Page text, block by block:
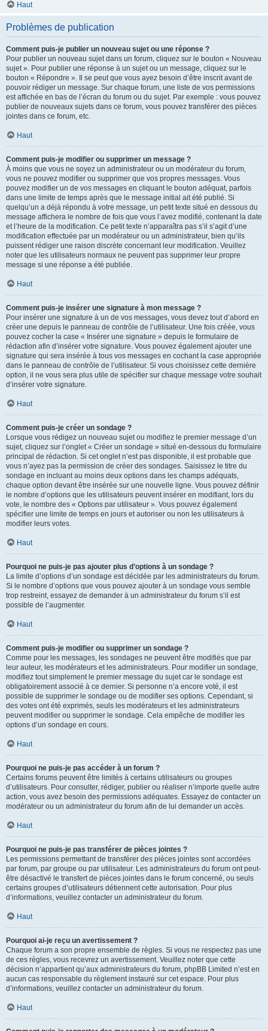
Haut
Problèmes de publication
Comment puis-je publier un nouveau sujet ou une réponse ?
Pour publier un nouveau sujet dans un forum, cliquez sur le bouton « Nouveau
sujet ». Pour publier une réponse à un sujet ou un message, cliquez sur le
bouton « Répondre ». Il se peut que vous ayez besoin d’être inscrit avant de
pouvoir rédiger un message. Sur chaque forum, une liste de vos permissions
est affichée en bas de l’écran du forum ou du sujet. Par exemple : vous pouvez
publier de nouveaux sujets dans ce forum, vous pouvez transférer des pièces
jointes dans ce forum, etc.
Haut
Comment puis-je modifier ou supprimer un message ?
À moins que vous ne soyez un administrateur ou un modérateur du forum,
vous ne pouvez modifier ou supprimer que vos propres messages. Vous
pouvez modifier un de vos messages en cliquant le bouton adéquat, parfois
dans une limite de temps après que le message initial ait été publié. Si
quelqu’un a déjà répondu à votre message, un petit texte situé en dessous du
message affichera le nombre de fois que vous l’avez modifié, contenant la date
et l’heure de la modification. Ce petit texte n’apparaîtra pas s’il s’agit d’une
modification effectuée par un modérateur ou un administrateur, bien qu’ils
puissent rédiger une raison discrète concernant leur modification. Veuillez
noter que les utilisateurs normaux ne peuvent pas supprimer leur propre
message si une réponse a été publiée.
Haut
Comment puis-je insérer une signature à mon message ?
Pour insérer une signature à un de vos messages, vous devez tout d’abord en
créer une depuis le panneau de contrôle de l’utilisateur. Une fois créée, vous
pouvez cocher la case « Insérer une signature » depuis le formulaire de
rédaction afin d’insérer votre signature. Vous pouvez également ajouter une
signature qui sera insérée à tous vos messages en cochant la case appropriée
dans le panneau de contrôle de l’utilisateur. Si vous choisissez cette dernière
option, il ne vous sera plus utile de spécifier sur chaque message votre souhait
d’insérer votre signature.
Haut
Comment puis-je créer un sondage ?
Lorsque vous rédigez un nouveau sujet ou modifiez le premier message d’un
sujet, cliquez sur l’onglet « Créer un sondage » situé en-dessous du formulaire
principal de rédaction. Si cet onglet n’est pas disponible, il est probable que
vous n’ayez pas la permission de créer des sondages. Saisissez le titre du
sondage en incluant au moins deux options dans les champs adéquats,
chaque option devant être insérée sur une nouvelle ligne. Vous pouvez définir
le nombre d’options que les utilisateurs peuvent insérer en modifiant, lors du
vote, le nombre des « Options par utilisateur ». Vous pouvez également
spécifier une limite de temps en jours et autoriser ou non les utilisateurs à
modifier leurs votes.
Haut
Pourquoi ne puis-je pas ajouter plus d’options à un sondage ?
La limite d’options d’un sondage est décidée par les administrateurs du forum.
Si le nombre d’options que vous pouvez ajouter à un sondage vous semble
trop restreint, essayez de demander à un administrateur du forum s’il est
possible de l’augmenter.
Haut
Comment puis-je modifier ou supprimer un sondage ?
Comme pour les messages, les sondages ne peuvent être modifiés que par
leur auteur, les modérateurs et les administrateurs. Pour modifier un sondage,
modifiez tout simplement le premier message du sujet car le sondage est
obligatoirement associé à ce dernier. Si personne n’a encore voté, il est
possible de supprimer le sondage ou de modifier ses options. Cependant, si
des votes ont été exprimés, seuls les modérateurs et les administrateurs
peuvent modifier ou supprimer le sondage. Cela empêche de modifier les
options d’un sondage en cours.
Haut
Pourquoi ne puis-je pas accéder à un forum ?
Certains forums peuvent être limités à certains utilisateurs ou groupes
d’utilisateurs. Pour consulter, rédiger, publier ou réaliser n’importe quelle autre
action, vous avez besoin des permissions adéquates. Essayez de contacter un
modérateur ou un administrateur du forum afin de lui demander un accès.
Haut
Pourquoi ne puis-je pas transférer de pièces jointes ?
Les permissions permettant de transférer des pièces jointes sont accordées
par forum, par groupe ou par utilisateur. Les administrateurs du forum ont peut-
être désactivé le transfert de pièces jointes dans le forum concerné, ou seuls
certains groupes d’utilisateurs détiennent cette autorisation. Pour plus
d’informations, veuillez contacter un administrateur du forum.
Haut
Pourquoi ai-je reçu un avertissement ?
Chaque forum a son propre ensemble de règles. Si vous ne respectez pas une
de ces règles, vous recevrez un avertissement. Veuillez noter que cette
décision n’appartient qu’aux administrateurs du forum, phpBB Limited n’est en
aucun cas responsable du règlement instauré sur cet espace. Pour plus
d’informations, veuillez contacter un administrateur du forum.
Haut